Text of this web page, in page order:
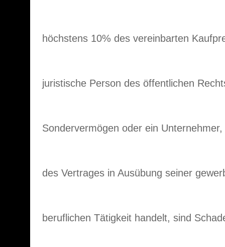
höchstens 10% des vereinbarten
juristische Person des öffentlichen
Sondervermögen oder ein
des Vertrages in Ausübung seiner
beruflichen Tätigkeit handelt, sind